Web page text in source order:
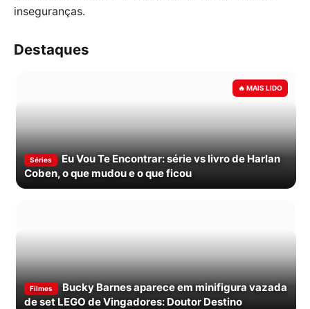
inseguranças.
Destaques
Séries
Eu Vou Te Encontrar: série vs livro de Harlan
Coben, o que mudou e o que ficou
Filmes
Bucky Barnes aparece em minifigura vazada
de set LEGO de Vingadores: Doutor Destino